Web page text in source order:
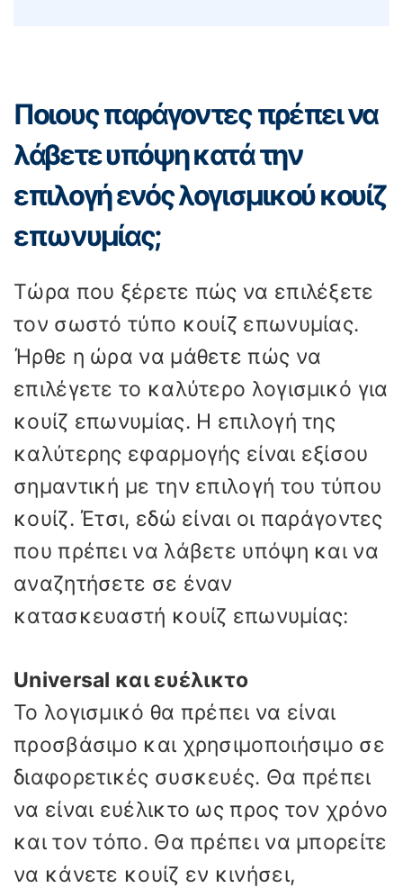
Ποιους παράγοντες πρέπει να
λάβετε υπόψη κατά την
επιλογή ενός λογισμικού κουίζ
επωνυμίας;
Τώρα που ξέρετε πώς να επιλέξετε
τον σωστό τύπο κουίζ επωνυμίας.
Ήρθε η ώρα να μάθετε πώς να
επιλέγετε το καλύτερο λογισμικό για
κουίζ επωνυμίας. Η επιλογή της
καλύτερης εφαρμογής είναι εξίσου
σημαντική με την επιλογή του τύπου
κουίζ. Έτσι, εδώ είναι οι παράγοντες
που πρέπει να λάβετε υπόψη και να
αναζητήσετε σε έναν
κατασκευαστή κουίζ επωνυμίας:
Universal και ευέλικτο
Το λογισμικό θα πρέπει να είναι
προσβάσιμο και χρησιμοποιήσιμο σε
διαφορετικές συσκευές. Θα πρέπει
να είναι ευέλικτο ως προς τον χρόνο
και τον τόπο. Θα πρέπει να μπορείτε
να κάνετε κουίζ εν κινήσει,